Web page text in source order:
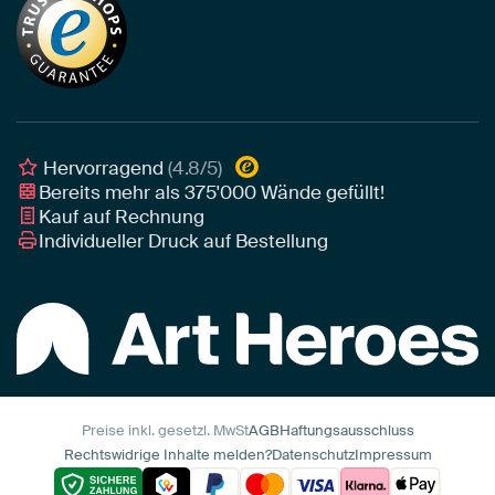
Tapete
Leinwand
Leinwand für draußen
Akustik-Tipps
Tipps von unseren Botschaftern
Individuelle Einrichtungsberatung
Unser Team
Botschafter
Awards und Preise
Art Heroes App
Hervorragend(4.8/5)
Bereits mehr als375'000Wände gefüllt!
Kauf auf Rechnung
Individueller Druck auf Bestellung
Preise inkl. gesetzl. MwStAGBHaftungsausschluss
Rechtswidrige Inhalte melden?DatenschutzImpressum